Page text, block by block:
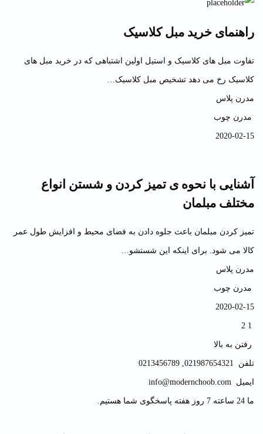
راهنمای خرید مبل کلاسیک
تفاوت مبل های کلاسیک و استیل اولین اشتباهی که در خرید مبل های
کلاسیک رخ می دهد تشخیص مبل کلاسیک…
مدرن پلاس
مدرن چوب
2020-02-15
آشنایی با نحوه ی تمیز کردن و شستن انواع
مختلف مبلمان
تمیز کردن مبلمان باعث جلوه دادن به فضای محیط و افزایش طول عمر
کالا می شود. برای اینکه این شستشو…
مدرن پلاس
مدرن چوب
2020-02-15
1
2
رفتن به بالا
تلفن 021987654321
,
0213456789
ایمیل info@modernchoob.com
ما 24 ساعته 7 روز هفته پاسخگوی شما هستیم.